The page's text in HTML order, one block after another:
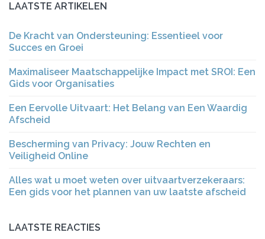
LAATSTE ARTIKELEN
De Kracht van Ondersteuning: Essentieel voor
Succes en Groei
Maximaliseer Maatschappelijke Impact met SROI: Een
Gids voor Organisaties
Een Eervolle Uitvaart: Het Belang van Een Waardig
Afscheid
Bescherming van Privacy: Jouw Rechten en
Veiligheid Online
Alles wat u moet weten over uitvaartverzekeraars:
Een gids voor het plannen van uw laatste afscheid
LAATSTE REACTIES